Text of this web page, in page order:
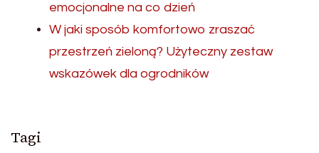
emocjonalne na co dzień
W jaki sposób komfortowo zraszać
przestrzeń zieloną? Użyteczny zestaw
wskazówek dla ogrodników
Tagi